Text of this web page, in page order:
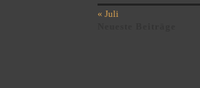
« Juli